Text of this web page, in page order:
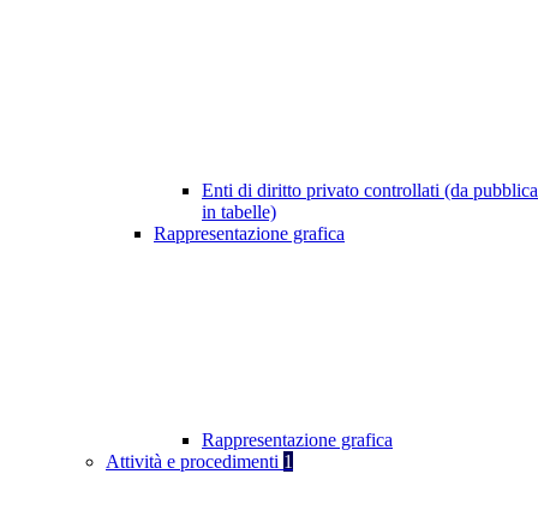
Enti di diritto privato controllati (da
in tabelle)
Rappresentazione grafica
Rappresentazione grafica
Attività e procedimenti 1